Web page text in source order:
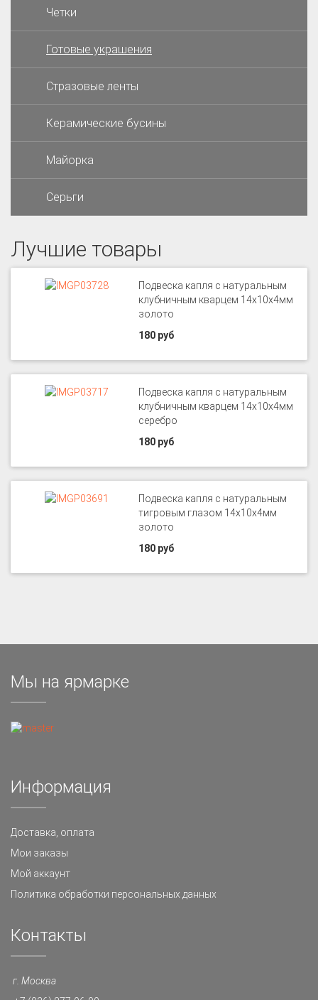
Четки
Готовые украшения
Стразовые ленты
Керамические бусины
Майорка
Серьги
Лучшие товары
Подвеска капля с натуральным
клубничным кварцем 14х10х4мм
золото
180 руб
Подвеска капля с натуральным
клубничным кварцем 14х10х4мм
серебро
180 руб
Подвеска капля с натуральным
тигровым глазом 14х10х4мм
золото
180 руб
Мы на ярмарке
Информация
Доставка, оплата
Мои заказы
Мой аккаунт
Политика обработки персональных данных
Контакты
г. Москва